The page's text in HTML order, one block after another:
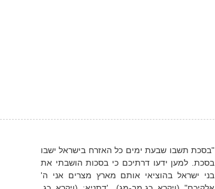
"בסכת תשבו שבעת ימים כל האזרח בישראל ישבו
בסכת. למען ידעו דרתיכם כי בסכות הושבתי את
בני ישראל בהוציאי אותם מארץ מצרים אני ה'